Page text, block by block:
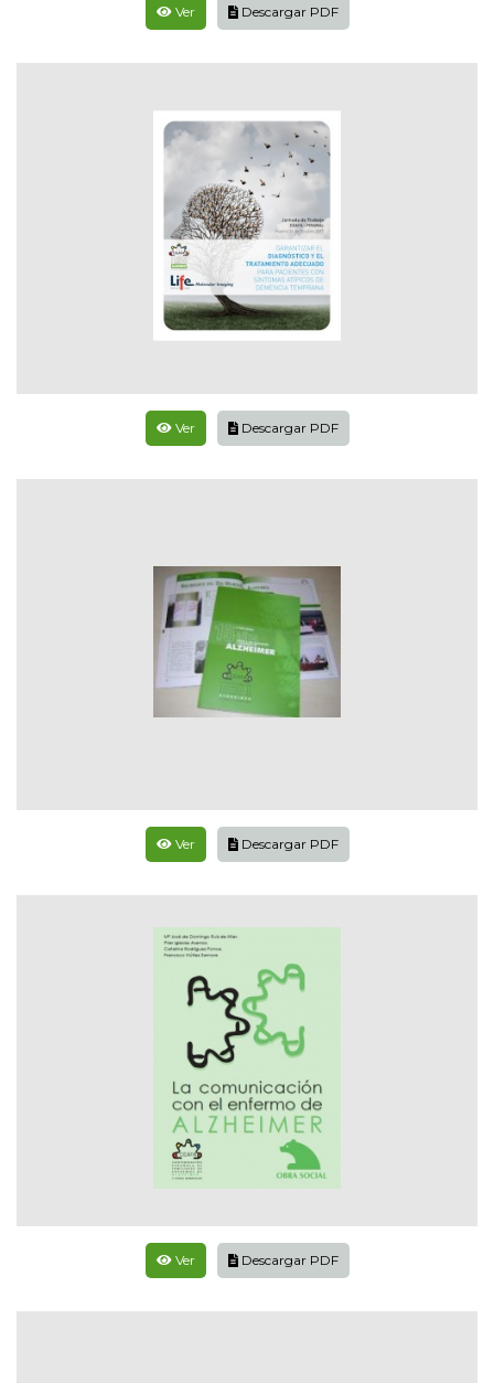
Ver Descargar PDF
Ver Descargar PDF
Ver Descargar PDF
Ver Descargar PDF